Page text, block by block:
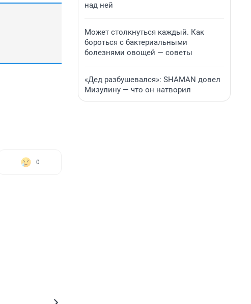
0
над ней
Может столкнуться каждый. Как
бороться с бактериальными
болезнями овощей — советы
«Дед разбушевался»: SHAMAN довел
Мизулину — что он натворил